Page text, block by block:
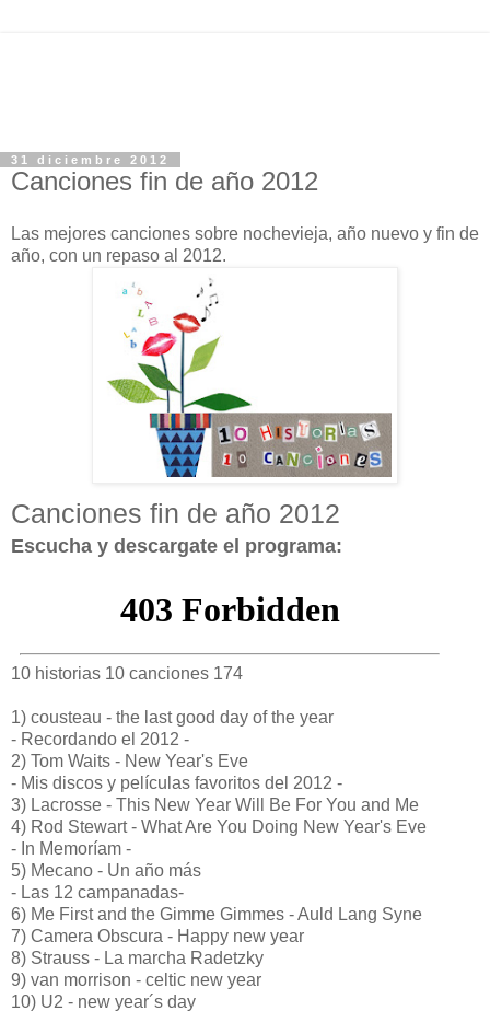
31 diciembre 2012
Canciones fin de año 2012
Las mejores canciones sobre nochevieja, año nuevo y fin de
año, con un repaso al 2012.
Canciones fin de año 2012
Escucha y descargate el programa:
10 historias 10 canciones 174
1) cousteau - the last good day of the year
- Recordando el 2012 -
2) Tom Waits - New Year's Eve
- Mis discos y películas favoritos del 2012 -
3) Lacrosse - This New Year Will Be For You and Me
4) Rod Stewart - What Are You Doing New Year's Eve
- In Memoríam -
5) Mecano - Un año más
- Las 12 campanadas-
6) Me First and the Gimme Gimmes - Auld Lang Syne
7) Camera Obscura - Happy new year
8) Strauss - La marcha Radetzky
9) van morrison - celtic new year
10) U2 - new year´s day